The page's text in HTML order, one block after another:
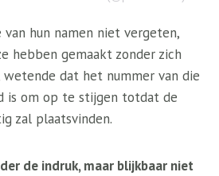
van hun namen niet vergeten,
hebben gemaakt zonder zich
dat het nummer van die
is om op te stijgen totdat de
zal plaatsvinden.
de indruk, maar blijkbaar niet